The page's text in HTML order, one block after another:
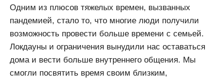
Одним из плюсов тяжелых времен, вызванных
пандемией, стало то, что многие люди получили
возможность провести больше времени с семьей.
Локдауны и ограничения вынудили нас оставаться
дома и вести больше внутреннего общения. Мы
смогли посвятить время своим близким,